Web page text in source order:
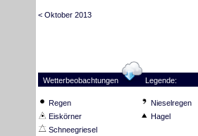
< Oktober 2013
Wetterbeobachtungen Legende:
Regen Nieselregen
Eiskörner
Hagel
Schneegriesel